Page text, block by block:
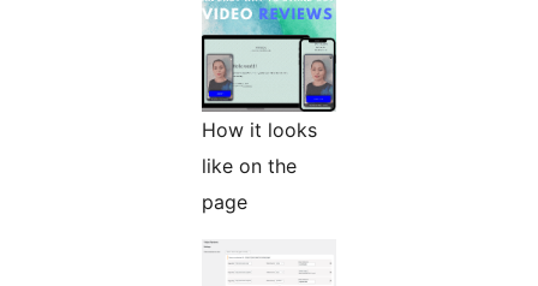
How it looks
like on the
page